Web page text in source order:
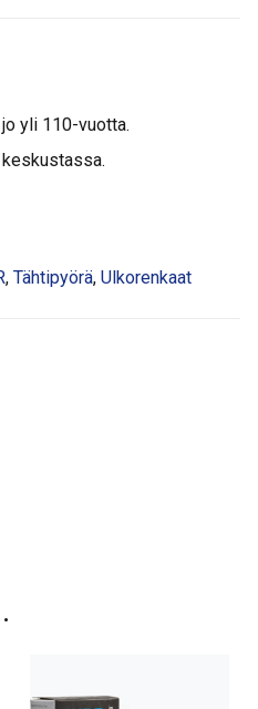
yli 110-vuotta.
, Tähtipyörä, Ulkorenkaat